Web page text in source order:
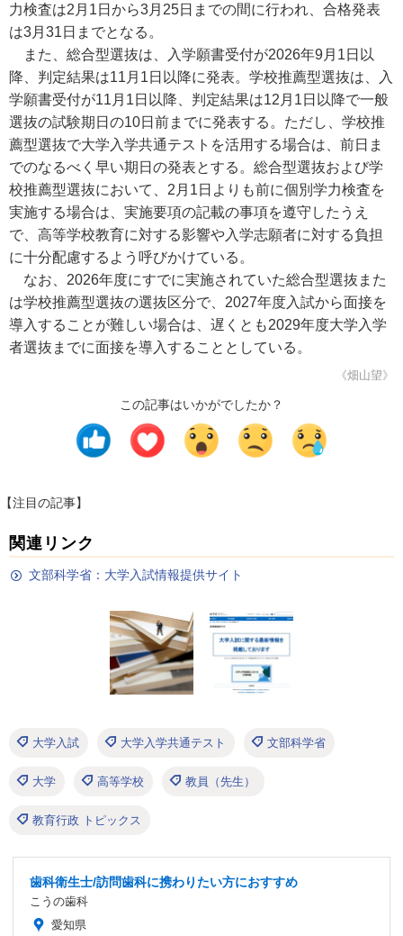
力検査は2月1日から3月25日までの間に行われ、合格発表
は3月31日までとなる。
また、総合型選抜は、入学願書受付が2026年9月1日以
降、判定結果は11月1日以降に発表。学校推薦型選抜は、入
学願書受付が11月1日以降、判定結果は12月1日以降で一般
選抜の試験期日の10日前までに発表する。ただし、学校推
薦型選抜で大学入学共通テストを活用する場合は、前日ま
でのなるべく早い期日の発表とする。総合型選抜および学
校推薦型選抜において、2月1日よりも前に個別学力検査を
実施する場合は、実施要項の記載の事項を遵守したうえ
で、高等学校教育に対する影響や入学志願者に対する負担
に十分配慮するよう呼びかけている。
なお、2026年度にすでに実施されていた総合型選抜また
は学校推薦型選抜の選抜区分で、2027年度入試から面接を
導入することが難しい場合は、遅くとも2029年度大学入学
者選抜までに面接を導入することとしている。
《畑山望》
この記事はいかがでしたか？
【注目の記事】
関連リンク
文部科学省：大学入試情報提供サイト
大学入試 大学入学共通テスト 文部科学省
大学 高等学校 教員（先生）
教育行政 トピックス
歯科衛生士/訪問歯科に携わりたい方におすすめ
こうの歯科
愛知県